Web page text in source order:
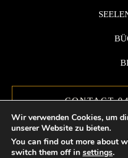
CONTACT
Wir verwenden Cookies, um
unserer Website zu bieten.
You can find out more about
switch them off in settings.